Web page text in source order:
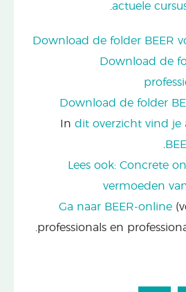
actuele
Download de folder BEER
Download de
Download de folder
In dit overzicht vind je
Lees ook: Concrete
vermoeden
Ga naar BEER-online
professionals en